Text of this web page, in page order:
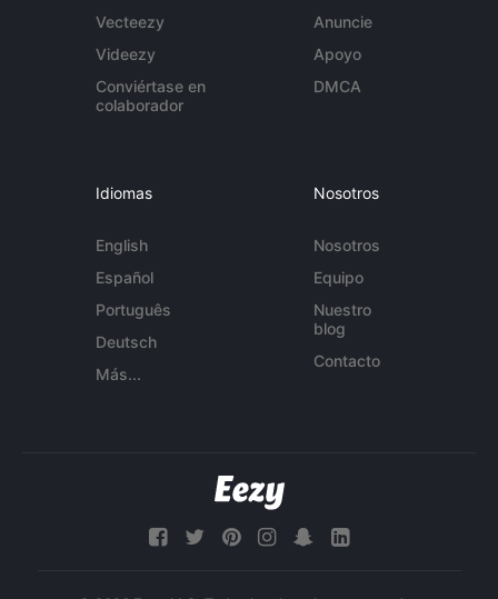
Vecteezy
Videezy
Conviértase en
colaborador
Anuncie
Apoyo
DMCA
Idiomas
English
Español
Português
Deutsch
Más...
Nosotros
Nosotros
Equipo
Nuestro
blog
Contacto